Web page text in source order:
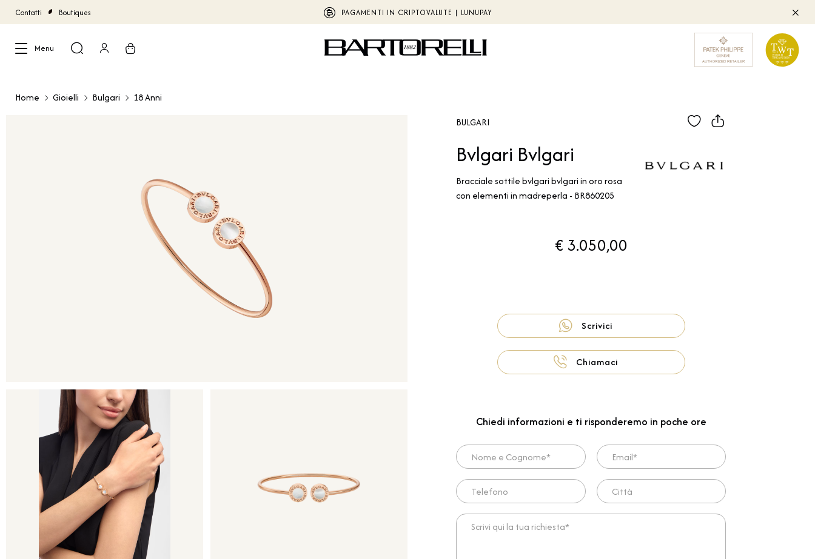
Contatti Boutiques PAGAMENTI IN CRIPTOVALUTE | LUNUPAY
Menu
Home Gioielli Bulgari
18 Anni
BULGARI
Bvlgari Bvlgari
Bracciale sottile bvlgari bvlgari in oro rosa
con elementi in madreperla - BR860205
€ 3.050,00
Scrivici
Chiamaci
Chiedi informazioni e ti risponderemo in poche ore
Nome e Cognome* Email*
Telefono Città
Scrivi qui la tua richiesta*